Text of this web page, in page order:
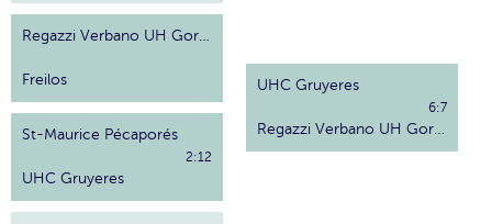
Regazzi Verbano UH Gordola
Freilos
St-Maurice Pécaporés
UHC Gruyeres
2:12
UHC Gruyeres
Regazzi Verbano UH Gordola
6:7